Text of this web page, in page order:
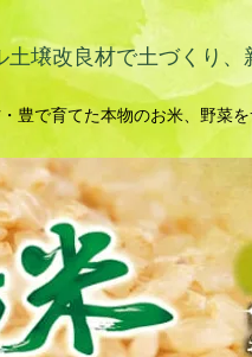
壌改良材で土づくり
豊で育てた本物のお米、野菜を